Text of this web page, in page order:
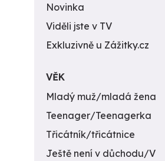
Novinka
Viděli jste v TV
Exkluzivně u Zážitky.cz
VĚK
Mladý muž/mladá žena
Teenager/Teenagerka
Třicátník/třicátnice
Ještě není v důchodu/V